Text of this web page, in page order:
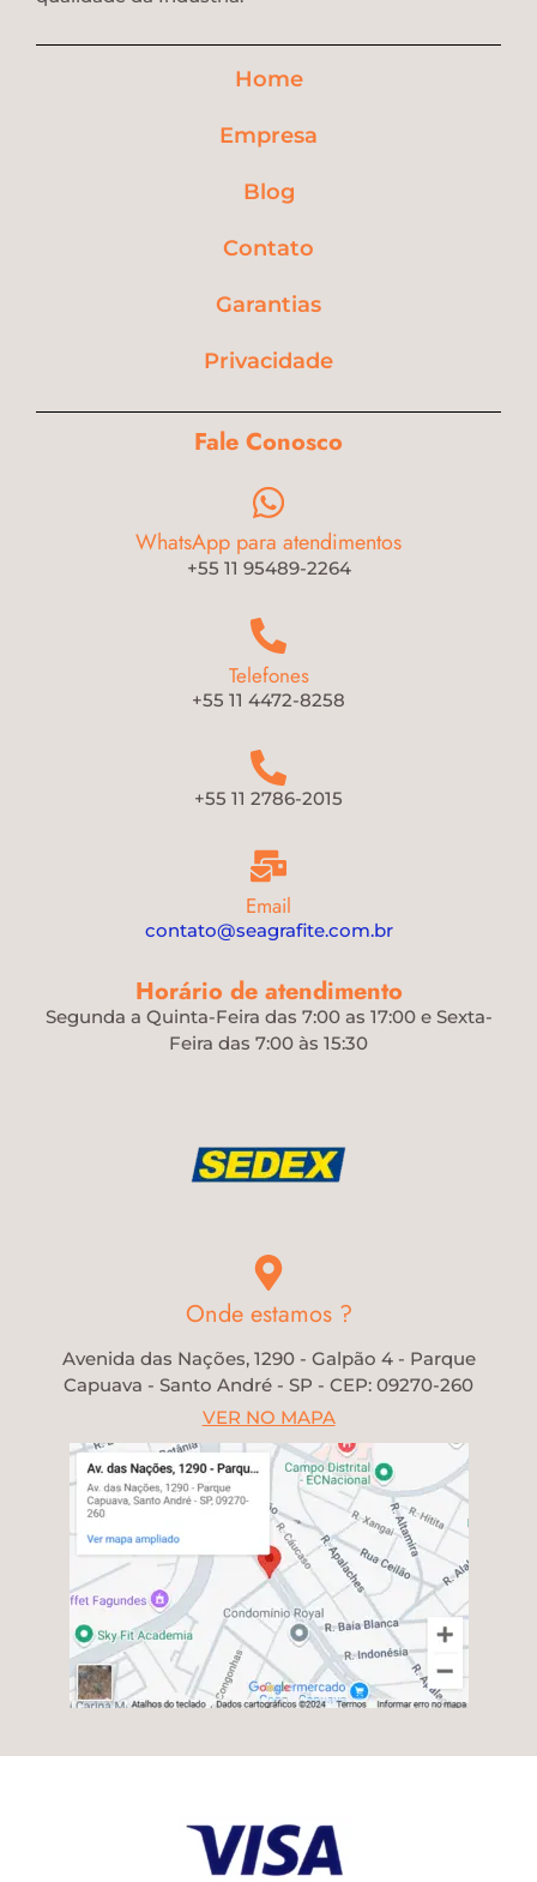
Home
Empresa
Blog
Contato
Garantias
Privacidade
Fale Conosco
WhatsApp para atendimentos
+55 11 95489-2264
Telefones
+55 11 4472-8258
+55 11 2786-2015
Email
contato@seagrafite.com.br
Horário de atendimento
Segunda a Quinta-Feira das 7:00 as 17:00 e Sexta-
Feira das 7:00 às 15:30
Onde estamos ?
Avenida das Nações, 1290 - Galpão 4 - Parque
Capuava - Santo André - SP - CEP: 09270-260
VER NO MAPA